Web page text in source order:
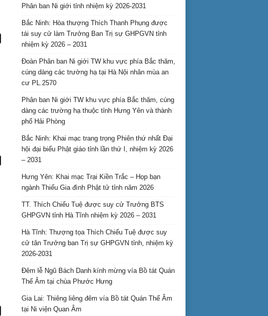
Phân ban Ni giới tỉnh nhiệm kỳ 2026-2031
Bắc Ninh: Hòa thượng Thích Thanh Phụng được
tái suy cử làm Trưởng Ban Trị sự GHPGVN tỉnh
nhiệm kỳ 2026 – 2031
Đoàn Phân ban Ni giới TW khu vực phía Bắc thăm,
cúng dàng các trường hạ tại Hà Nội nhân mùa an
cư PL.2570
Phân ban Ni giới TW khu vực phía Bắc thăm, cúng
dàng các trường hạ thuộc tỉnh Hưng Yên và thành
phố Hải Phòng
Bắc Ninh: Khai mạc trang trọng Phiên thứ nhất Đại
hội đại biểu Phật giáo tỉnh lần thứ I, nhiệm kỳ 2026
– 2031
Hưng Yên: Khai mạc Trại Kiền Trắc – Họp bạn
ngành Thiếu Gia đình Phật tử tỉnh năm 2026
TT. Thích Chiếu Tuệ được suy cử Trưởng BTS
GHPGVN tỉnh Hà Tĩnh nhiệm kỳ 2026 – 2031
Hà Tĩnh: Thượng tọa Thích Chiếu Tuệ được suy
cử tân Trưởng ban Trị sự GHPGVN tỉnh, nhiệm kỳ
2026-2031
Đêm lễ Ngũ Bách Danh kính mừng vía Bồ tát Quán
Thế Âm tại chùa Phước Hưng
Gia Lai: Thiêng liêng đêm vía Bồ tát Quán Thế Âm
tại Ni viện Quan Âm